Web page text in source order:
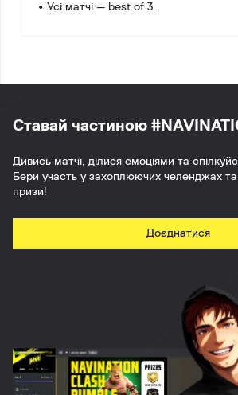
• Усі матчі — best of 3.
Ставай частиною
Дивись матчі, ділися емоціями та
Бери участь у захоплюючих челенджах та
призи!
Доєднатися